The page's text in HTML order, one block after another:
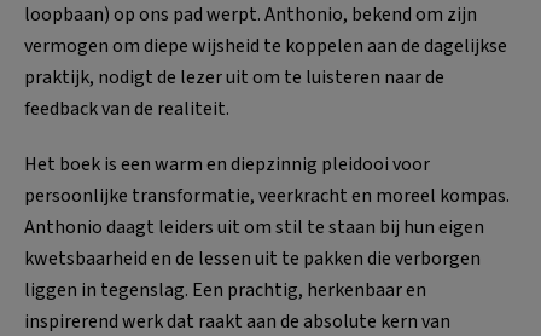
loopbaan) op ons pad werpt. Anthonio, bekend om zijn
vermogen om diepe wijsheid te koppelen aan de dagelijkse
praktijk, nodigt de lezer uit om te luisteren naar de
feedback van de realiteit.
Het boek is een warm en diepzinnig pleidooi voor
persoonlijke transformatie, veerkracht en moreel kompas.
Anthonio daagt leiders uit om stil te staan bij hun eigen
kwetsbaarheid en de lessen uit te pakken die verborgen
liggen in tegenslag. Een prachtig, herkenbaar en
inspirerend werk dat raakt aan de absolute kern van